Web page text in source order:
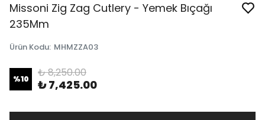
Missoni Zig Zag Cutlery - Yemek Bıçağı
235Mm
Ürün Kodu: MHMZZA03
%10 ₺ 8,250.00
₺ 7,425.00